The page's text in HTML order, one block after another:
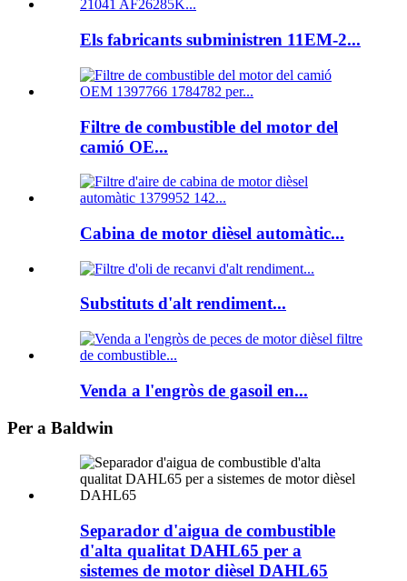
Els fabricants subministren 11EM-2...
Filtre de combustible del motor del
camió OE...
Cabina de motor dièsel automàtic...
Substituts d'alt rendiment...
Venda a l'engròs de gasoil en...
Per a Baldwin
Separador d'aigua de combustible
d'alta qualitat DAHL65 per a
sistemes de motor dièsel DAHL65